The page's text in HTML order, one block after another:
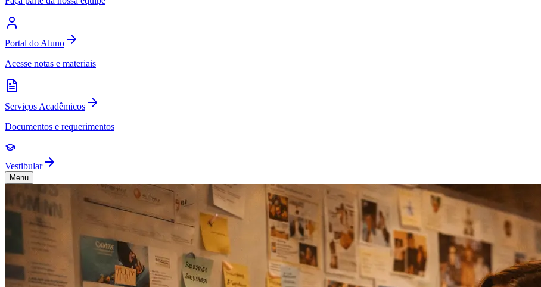
Portal do Aluno
Acesse notas e materiais
Serviços Acadêmicos
Documentos e requerimentos
Vestibular
Menu